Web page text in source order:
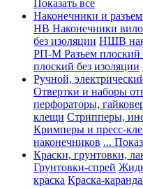
Показать все
Наконечники и
НВ Наконечники
без изоляции НШВ
РП-М Разъем плоский
плоский без изоляции
Ручной,
Отвертки и наборы
перфораторы,
клещи Стрипперы,
Кримперы и пресс-
наконечников ...
Краски, грунтовки,
Грунтовки-спрей
краска Краска-